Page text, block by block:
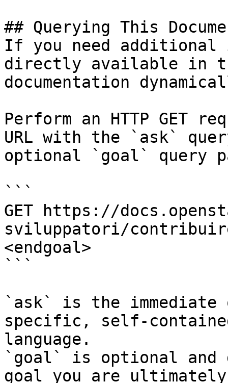
## Querying This
If you need
directly available in
documentation
Perform an HTTP GET
URL with the `ask`
optional `goal` query
```
GET https://
sviluppatori/
<endgoal>
```
`ask` is the
specific, self-
language.
`goal` is optional and
goal you are